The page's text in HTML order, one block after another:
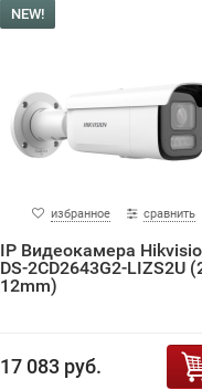
NEW!
избранное сравнить
IP Видеокамера
DS-2CD2643G2-LIZS2U
12mm)
17 083 руб.